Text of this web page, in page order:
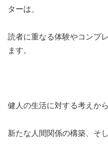
ターは、
読者に重なる体験やコンプ
ます。
健人の生活に対する考えか
新たな人間関係の構築、そ